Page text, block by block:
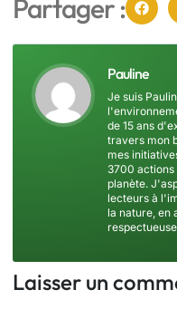
Partager :
Pauline
Je suis
de 15 ans
travers mon
mes
3700
planète.
lecteurs à
la nature, en
Laisser un